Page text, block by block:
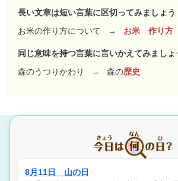
長い文章は短い言葉に区切ってみましょう
お米の作り方について
→ お米 作り方
同じ意味を持つ言葉に言いかえてみましょ
森のうつりかわり
→ 森の歴史
8月11日 山の日